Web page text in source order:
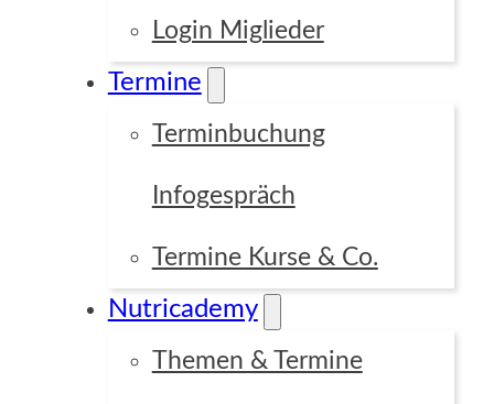
Login Miglieder
Termine
Terminbuchung
Infogespräch
Termine Kurse & Co.
Nutricademy
Themen & Termine